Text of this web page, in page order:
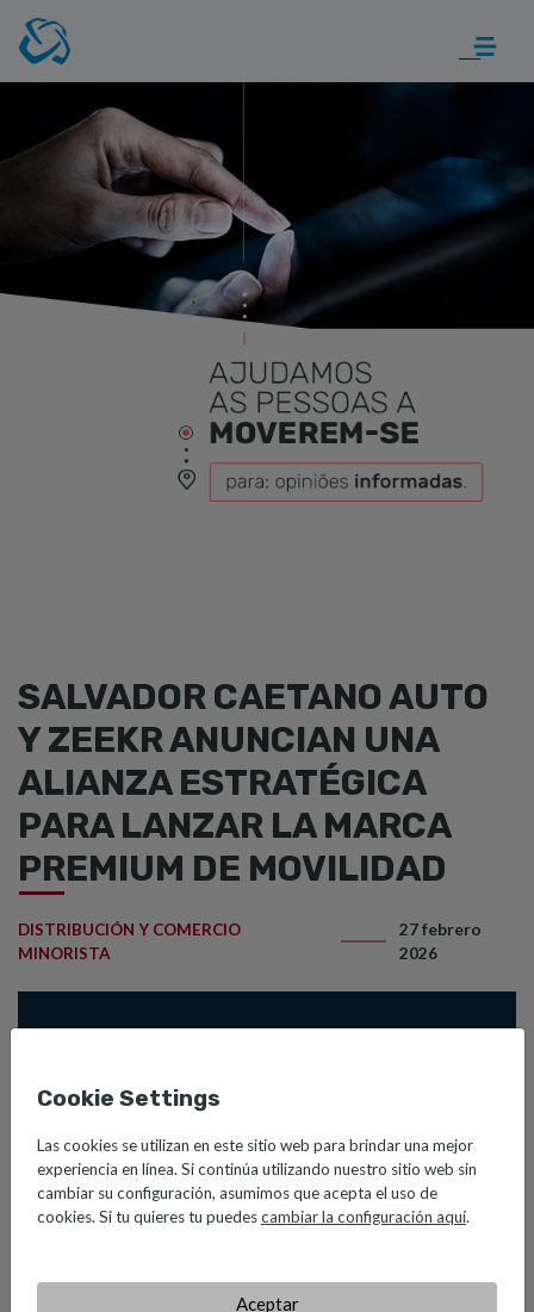
SALVADOR CAETANO AUTO
Y ZEEKR ANUNCIAN UNA
ALIANZA ESTRATÉGICA
PARA LANZAR LA MARCA
PREMIUM DE MOVILIDAD
DISTRIBUCIÓN Y COMERCIO
MINORISTA
27 febrero
2026
Cookie Settings
Las cookies se utilizan en este sitio web para brindar una mejor
experiencia en línea. Si continúa utilizando nuestro sitio web sin
cambiar su configuración, asumimos que acepta el uso de
cookies. Si tu quieres tu puedescambiar la configuración aquí.
Aceptar